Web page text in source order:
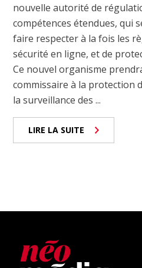
nouvelle autorité de
compétences étendues, qui
faire respecter à la fois les
sécurité en ligne, et de
Ce nouvel organisme
commissaire à la protection
la surveillance des ...
LIRE LA SUITE